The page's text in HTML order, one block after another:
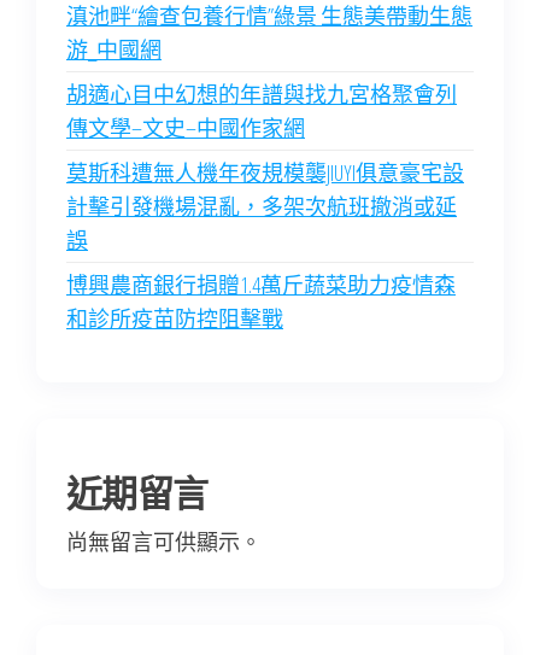
滇池畔“繪查包養行情”綠景 生態美帶動生態
游_中國網
胡適心目中幻想的年譜與找九宮格聚會列
傳文學–文史–中國作家網
莫斯科遭無人機年夜規模襲JIUYI俱意豪宅設
計擊引發機場混亂，多架次航班撤消或延
誤
博興農商銀行捐贈1.4萬斤蔬菜助力疫情森
和診所疫苗防控阻擊戰
近期留言
尚無留言可供顯示。